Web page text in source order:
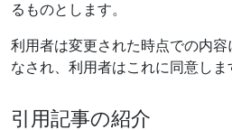
るものとします。
利用者は変更された時点での内
なされ、利用者はこれに同意しま
引用記事の紹介